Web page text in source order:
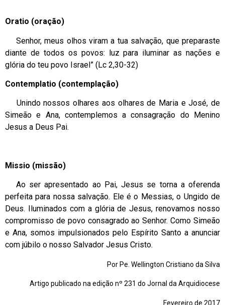
Oratio (oração)
Senhor, meus olhos viram a tua salvação, que preparaste
diante de todos os povos: luz para iluminar as nações e
glória do teu povo Israel” (Lc 2,30-32)
Contemplatio (contemplação)
Unindo nossos olhares aos olhares de Maria e José, de
Simeão e Ana, contemplemos a consagração do Menino
Jesus a Deus Pai.
Missio (missão)
Ao ser apresentado ao Pai, Jesus se torna a oferenda
perfeita para nossa salvação. Ele é o Messias, o Ungido de
Deus. Iluminados com a glória de Jesus, renovamos nosso
compromisso de povo consagrado ao Senhor. Como Simeão
e Ana, somos impulsionados pelo Espírito Santo a anunciar
com júbilo o nosso Salvador Jesus Cristo.
Por Pe. Wellington Cristiano da Silva
Artigo publicado na edição nº 231 do Jornal da Arquidiocese
Fevereiro de 2017